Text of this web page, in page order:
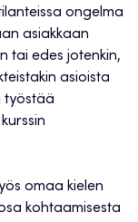
ongelma
asiakkaan
tai edes jotenkin,
asioista
työstää
omaa kielen
kohtaamisesta